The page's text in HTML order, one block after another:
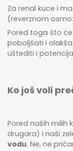
Za renal kuce i
(reverznom
Pored toga što
poboljšati i
uštediti i
Ko još voli
Pored naših milih
drugara) i naši
vodu. Ne, ne